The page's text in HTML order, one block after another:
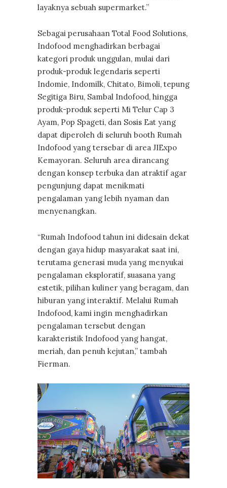
layaknya sebuah supermarket.”
Sebagai perusahaan Total Food Solutions,
Indofood menghadirkan berbagai
kategori produk unggulan, mulai dari
produk-produk legendaris seperti
Indomie, Indomilk, Chitato, Bimoli, tepung
Segitiga Biru, Sambal Indofood, hingga
produk-produk seperti Mi Telur Cap 3
Ayam, Pop Spageti, dan Sosis Eat yang
dapat diperoleh di seluruh booth Rumah
Indofood yang tersebar di area JIExpo
Kemayoran. Seluruh area dirancang
dengan konsep terbuka dan atraktif agar
pengunjung dapat menikmati
pengalaman yang lebih nyaman dan
menyenangkan.
“Rumah Indofood tahun ini didesain dekat
dengan gaya hidup masyarakat saat ini,
terutama generasi muda yang menyukai
pengalaman eksploratif, suasana yang
estetik, pilihan kuliner yang beragam, dan
hiburan yang interaktif. Melalui Rumah
Indofood, kami ingin menghadirkan
pengalaman tersebut dengan
karakteristik Indofood yang hangat,
meriah, dan penuh kejutan,” tambah
Fierman.